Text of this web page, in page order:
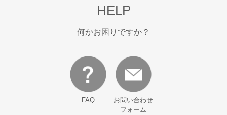
HELP
何かお困りですか？
FAQ
お問い合わせ
フォーム